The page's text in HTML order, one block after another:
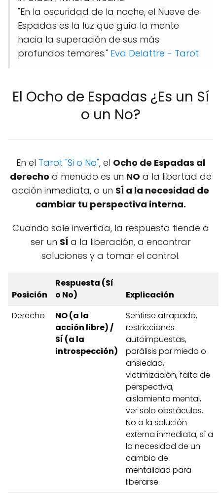
"En la oscuridad de la noche, el Nueve de
Espadas es la luz que guía la mente
hacia la superación de sus más
profundos temores." Eva Delattre - Tarot
El Ocho de Espadas ¿Es un Sí
o un No?
En el Tarot "Si o No", el Ocho de Espadas al
derecho a menudo es un NO a la libertad de
acción inmediata, o un SÍ a la necesidad de
cambiar tu perspectiva interna.
Cuando sale invertida, la respuesta tiende a
ser un SÍ a la liberación, a encontrar
soluciones y a tomar el control.
Posición
Respuesta (Sí
o No)
Explicación
Derecho
NO (a la
acción libre) /
SÍ (a la
introspección)
Sentirse atrapado,
restricciones
autoimpuestas,
parálisis por miedo o
ansiedad,
victimización, falta de
perspectiva,
aislamiento mental,
ver solo obstáculos.
No a la solución
externa inmediata, sí a
la necesidad de un
cambio de
mentalidad para
liberarse.